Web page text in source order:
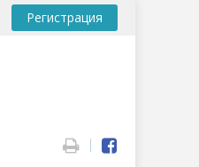
Регистрация